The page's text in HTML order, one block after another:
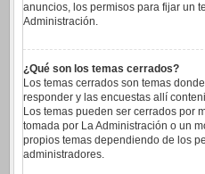
anuncios, los permisos para fijar un
Administración.
¿Qué son los temas cerrados?
Los temas cerrados son temas
responder y las encuestas allí
Los temas pueden ser cerrados por
tomada por La Administración o un
propios temas dependiendo de los
administradores.